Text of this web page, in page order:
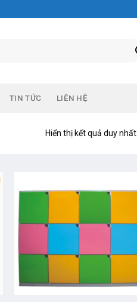
TIN TỨC LIÊN HỆ
Hiển thị kết quả duy nhất